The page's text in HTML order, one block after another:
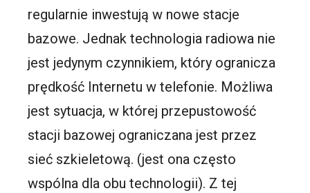
regularnie inwestują w nowe stacje
bazowe. Jednak technologia radiowa nie
jest jedynym czynnikiem, który ogranicza
prędkość Internetu w telefonie. Możliwa
jest sytuacja, w której przepustowość
stacji bazowej ograniczana jest przez
sieć szkieletową. (jest ona często
wspólna dla obu technologii). Z tej